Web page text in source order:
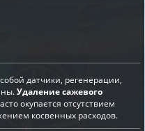
датчики, регенерации,
Удаление сажевого
окупается отсутствием
косвенных расходов.